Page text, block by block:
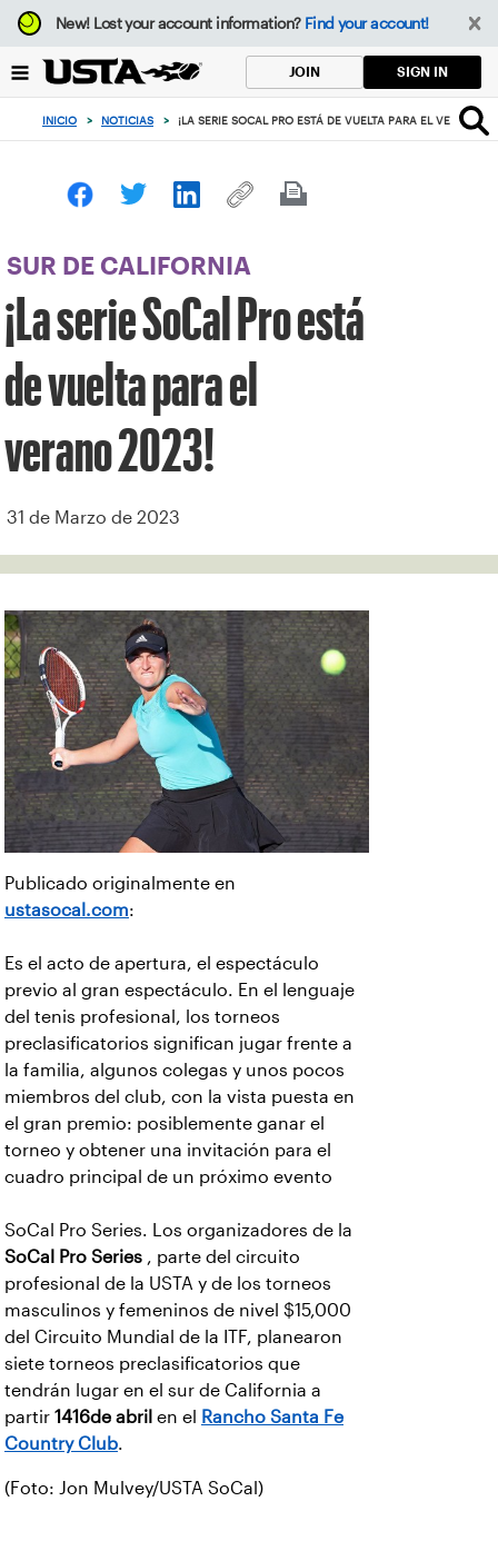
Enfoque
desde
botón
volver
principio
New!Lost your account information? Find your account!
JOIN SIGN IN
INICIO > NOTICIAS > ¡LA SERIE SOCAL PRO ESTÁ DE VUELTA PARA EL VERANO
SUR DE CALIFORNIA
¡La serie SoCal Pro está
de vuelta para el
verano 2023!
31 de Marzo de 2023
Publicado originalmente en
ustasocal.com:
Es el acto de apertura, el espectáculo
previo al gran espectáculo. En el lenguaje
del tenis profesional, los torneos
preclasificatorios significan jugar frente a
la familia, algunos colegas y unos pocos
miembros del club, con la vista puesta en
el gran premio: posiblemente ganar el
torneo y obtener una invitación para el
cuadro principal de un próximo evento
SoCal Pro Series. Los organizadores de la
SoCal Pro Series , parte del circuito
profesional de la USTA y de los torneos
masculinos y femeninos de nivel $15,000
del Circuito Mundial de la ITF, planearon
siete torneos preclasificatorios que
tendrán lugar en el sur de California a
partir 1416de abril en el
Rancho Santa Fe
Country Club.
(Foto: Jon Mulvey/USTA SoCal)